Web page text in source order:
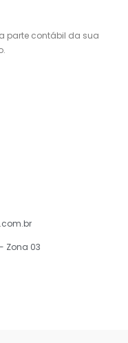
parte contábil da sua
Zona 03